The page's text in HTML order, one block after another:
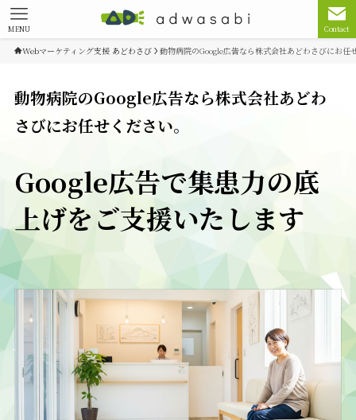
Contact
MENU
Webマーケティング支援 あどわさび 動物病院のGoogle広告なら株式会社あどわさびにお任
動物病院のGoogle広告なら株式会社あどわ
さびにお任せください。
Google広告で集患力の底
上げをご支援いたします